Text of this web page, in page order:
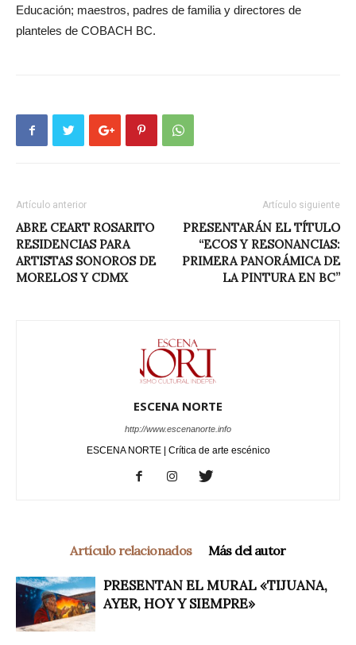
Educación; maestros, padres de familia y directores de
planteles de COBACH BC.
Artículo anterior
ABRE CEART ROSARITO
RESIDENCIAS PARA
ARTISTAS SONOROS DE
MORELOS Y CDMX
Artículo siguiente
PRESENTARÁN EL TÍTULO
“ECOS Y RESONANCIAS:
PRIMERA PANORÁMICA DE
LA PINTURA EN BC”
ESCENA NORTE
http://www.escenanorte.info
ESCENA NORTE | Crítica de arte escénico
Artículo relacionados Más del autor
PRESENTAN EL MURAL «TIJUANA,
AYER, HOY Y SIEMPRE»